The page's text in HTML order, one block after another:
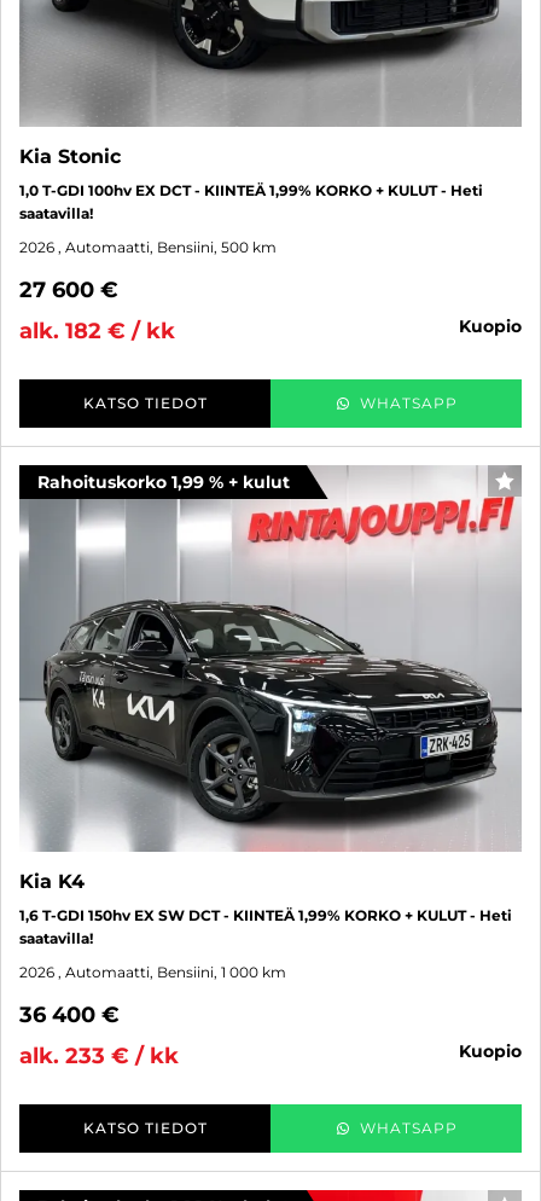
Kia Stonic
1,0 T-GDI 100hv EX DCT - KIINTEÄ 1,99% KORKO + KULUT - Heti
saatavilla!
2026 , Automaatti, Bensiini, 500 km
27 600 €
alk. 182 € / kk
kuopio
KATSO TIEDOT WHATSAPP
Rahoituskorko 1,99 % + kulut
Kia K4
1,6 T-GDI 150hv EX SW DCT - KIINTEÄ 1,99% KORKO + KULUT - Heti
saatavilla!
2026 , Automaatti, Bensiini, 1 000 km
36 400 €
alk. 233 € / kk
kuopio
KATSO TIEDOT WHATSAPP